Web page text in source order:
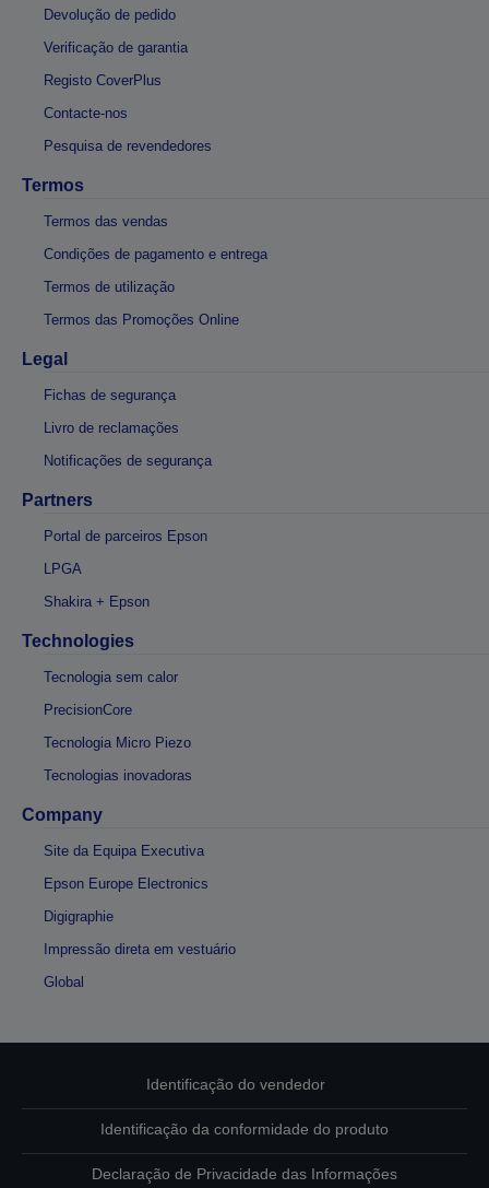
Devolução de pedido
Verificação de garantia
Registo CoverPlus
Contacte-nos
Pesquisa de revendedores
Termos
Termos das vendas
Condições de pagamento e entrega
Termos de utilização
Termos das Promoções Online
Legal
Fichas de segurança
Livro de reclamações
Notificações de segurança
Partners
Portal de parceiros Epson
LPGA
Shakira + Epson
Technologies
Tecnologia sem calor
PrecisionCore
Tecnologia Micro Piezo
Tecnologias inovadoras
Company
Site da Equipa Executiva
Epson Europe Electronics
Digigraphie
Impressão direta em vestuário
Global
Identificação do vendedor
Identificação da conformidade do produto
Declaração de Privacidade das Informações